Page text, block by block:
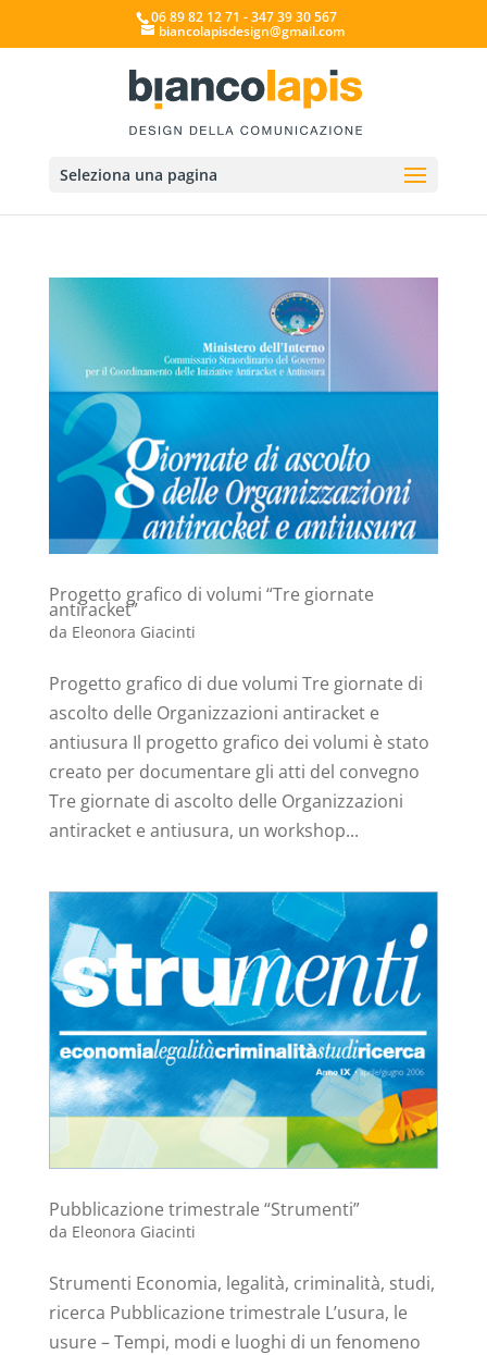
06 89 82 12 71 - 347 39 30 567
biancolapisdesign@gmail.com
Seleziona una pagina
Progetto grafico di volumi “Tre giornate
antiracket”
da Eleonora Giacinti
Progetto grafico di due volumi Tre giornate di
ascolto delle Organizzazioni antiracket e
antiusura Il progetto grafico dei volumi è stato
creato per documentare gli atti del convegno
Tre giornate di ascolto delle Organizzazioni
antiracket e antiusura, un workshop...
Pubblicazione trimestrale “Strumenti”
da Eleonora Giacinti
Strumenti Economia, legalità, criminalità, studi,
ricerca Pubblicazione trimestrale L’usura, le
usure – Tempi, modi e luoghi di un fenomeno